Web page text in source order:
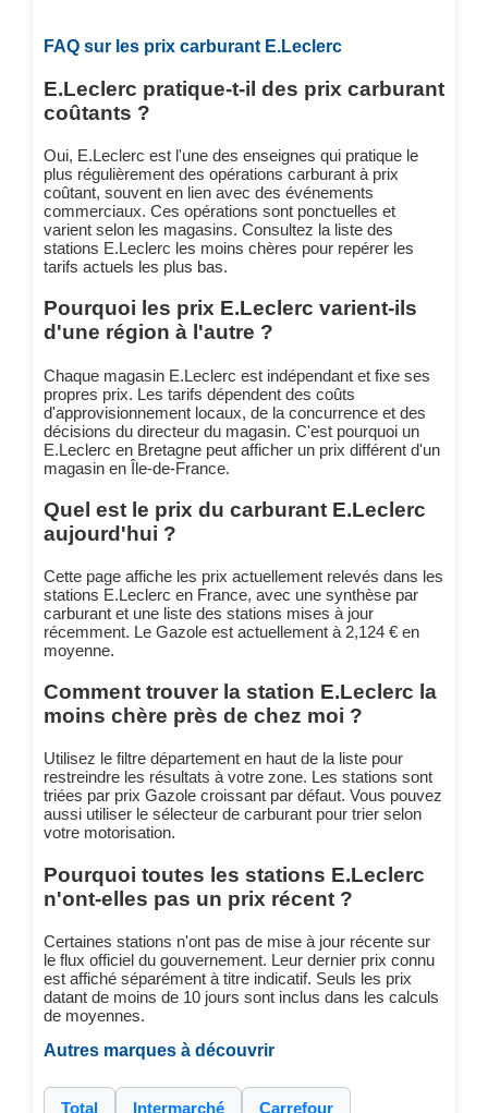
FAQ sur les prix carburant E.Leclerc
E.Leclerc pratique-t-il des prix carburant
coûtants ?
Oui, E.Leclerc est l'une des enseignes qui pratique le
plus régulièrement des opérations carburant à prix
coûtant, souvent en lien avec des événements
commerciaux. Ces opérations sont ponctuelles et
varient selon les magasins. Consultez la liste des
stations E.Leclerc les moins chères pour repérer les
tarifs actuels les plus bas.
Pourquoi les prix E.Leclerc varient-ils
d'une région à l'autre ?
Chaque magasin E.Leclerc est indépendant et fixe ses
propres prix. Les tarifs dépendent des coûts
d'approvisionnement locaux, de la concurrence et des
décisions du directeur du magasin. C'est pourquoi un
E.Leclerc en Bretagne peut afficher un prix différent d'un
magasin en Île-de-France.
Quel est le prix du carburant E.Leclerc
aujourd'hui ?
Cette page affiche les prix actuellement relevés dans les
stations E.Leclerc en France, avec une synthèse par
carburant et une liste des stations mises à jour
récemment. Le Gazole est actuellement à 2,124 € en
moyenne.
Comment trouver la station E.Leclerc la
moins chère près de chez moi ?
Utilisez le filtre département en haut de la liste pour
restreindre les résultats à votre zone. Les stations sont
triées par prix Gazole croissant par défaut. Vous pouvez
aussi utiliser le sélecteur de carburant pour trier selon
votre motorisation.
Pourquoi toutes les stations E.Leclerc
n'ont-elles pas un prix récent ?
Certaines stations n'ont pas de mise à jour récente sur
le flux officiel du gouvernement. Leur dernier prix connu
est affiché séparément à titre indicatif. Seuls les prix
datant de moins de 10 jours sont inclus dans les calculs
de moyennes.
Autres marques à découvrir
Total Intermarché Carrefour